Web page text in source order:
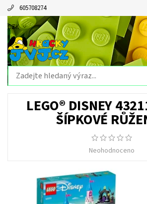
605708274
CZK
LEGO® DISNEY
ŠÍPKOVÉ
Neohodnoceno